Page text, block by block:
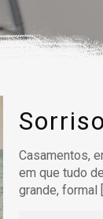
Casamentos,
em que tudo
grande, formal